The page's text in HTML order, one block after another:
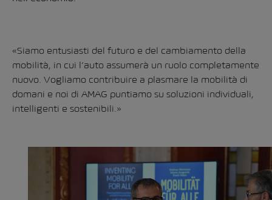
«Siamo entusiasti del futuro e del cambiamento della
mobilità, in cui l’auto assumerà un ruolo completamente
nuovo. Vogliamo contribuire a plasmare la mobilità di
domani e noi di AMAG puntiamo su soluzioni individuali,
intelligenti e sostenibili.»